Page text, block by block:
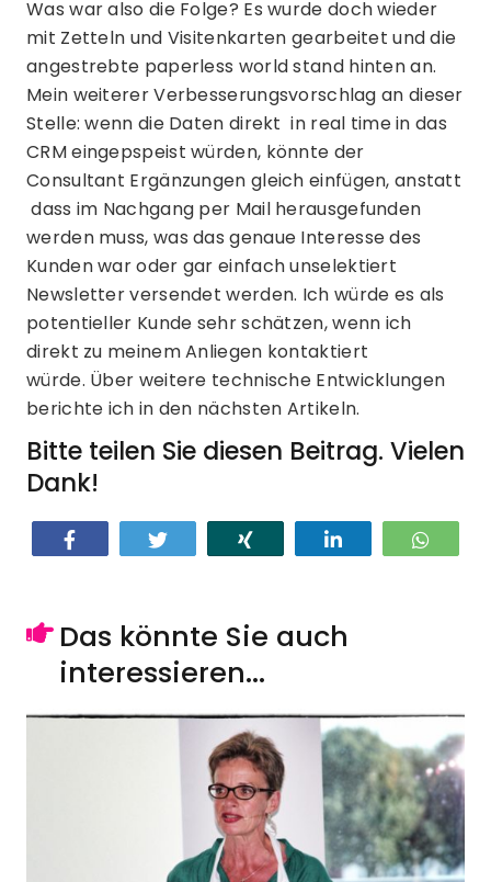
Was war also die Folge? Es wurde doch wieder
mit Zetteln und Visitenkarten gearbeitet und die
angestrebte paperless world stand hinten an.
Mein weiterer Verbesserungsvorschlag an dieser
Stelle: wenn die Daten direkt in real time in das
CRM eingepspeist würden, könnte der
Consultant Ergänzungen gleich einfügen, anstatt
dass im Nachgang per Mail herausgefunden
werden muss, was das genaue Interesse des
Kunden war oder gar einfach unselektiert
Newsletter versendet werden. Ich würde es als
potentieller Kunde sehr schätzen, wenn ich
direkt zu meinem Anliegen kontaktiert
würde. Über weitere technische Entwicklungen
berichte ich in den nächsten Artikeln.
Bitte teilen Sie diesen Beitrag. Vielen
Dank!
Twittern
Das könnte Sie auch
interessieren...